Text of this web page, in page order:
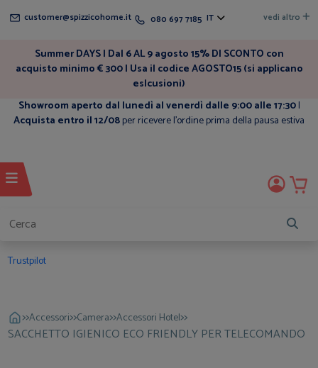
customer@spizzicohome.it 080 697 7185 IT vedi altro
Summer DAYS | Dal 6 AL 9 agosto 15% DI SCONTO con
acquisto minimo € 300 | Usa il codice AGOSTO15 (si applicano
eslcusioni)
Showroom aperto dal lunedì al venerdì dalle 9:00 alle 17:30|
Acquista entro il 12/08per ricevere l'ordine prima della pausa estiva
Trustpilot
>>Accessori>>Camera>>Accessori Hotel>>
SACCHETTO IGIENICO ECO FRIENDLY PER TELECOMANDO